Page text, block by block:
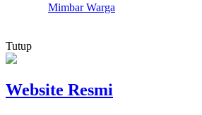
Mimbar Warga
Tutup
Website Resmi